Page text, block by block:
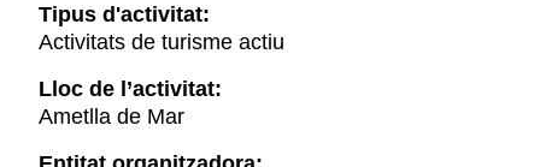
Tipus d'activitat:
Activitats de turisme actiu
Lloc de l’activitat:
Ametlla de Mar